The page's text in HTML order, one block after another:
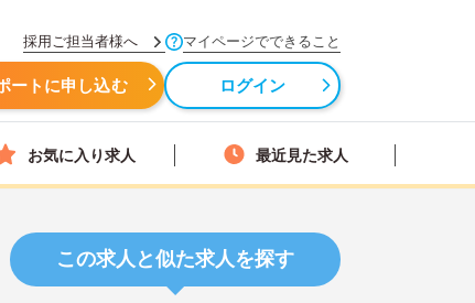
採用ご担当者様へ マイページでできること
ートに申し込む ログイン
お気に入り求人 最近見た求人
この求人と似た求人を探す